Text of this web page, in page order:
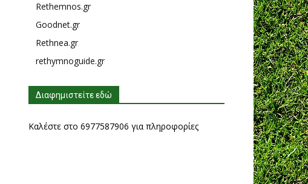
Rethemnos.gr
Goodnet.gr
Rethnea.gr
rethymnoguide.gr
Διαφημιστείτε εδώ
Καλέστε στο 6977587906 για πληροφορίες